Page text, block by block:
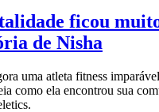
ficou
de Nisha
uma atleta fitness
como ela encontrou sua